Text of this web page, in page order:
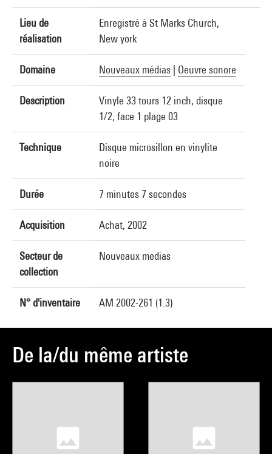
Lieu de
réalisation
Enregistré à St Marks Church,
New york
Domaine Nouveaux médias Oeuvre sonore
Description
Vinyle 33 tours 12 inch, disque
1/2, face 1 plage 03
Technique
Disque microsillon en vinylite
noire
Durée 7 minutes 7 secondes
Acquisition Achat, 2002
Secteur de
collection
Nouveaux medias
N° d'inventaire AM 2002-261 (1.3)
De la/du même artiste